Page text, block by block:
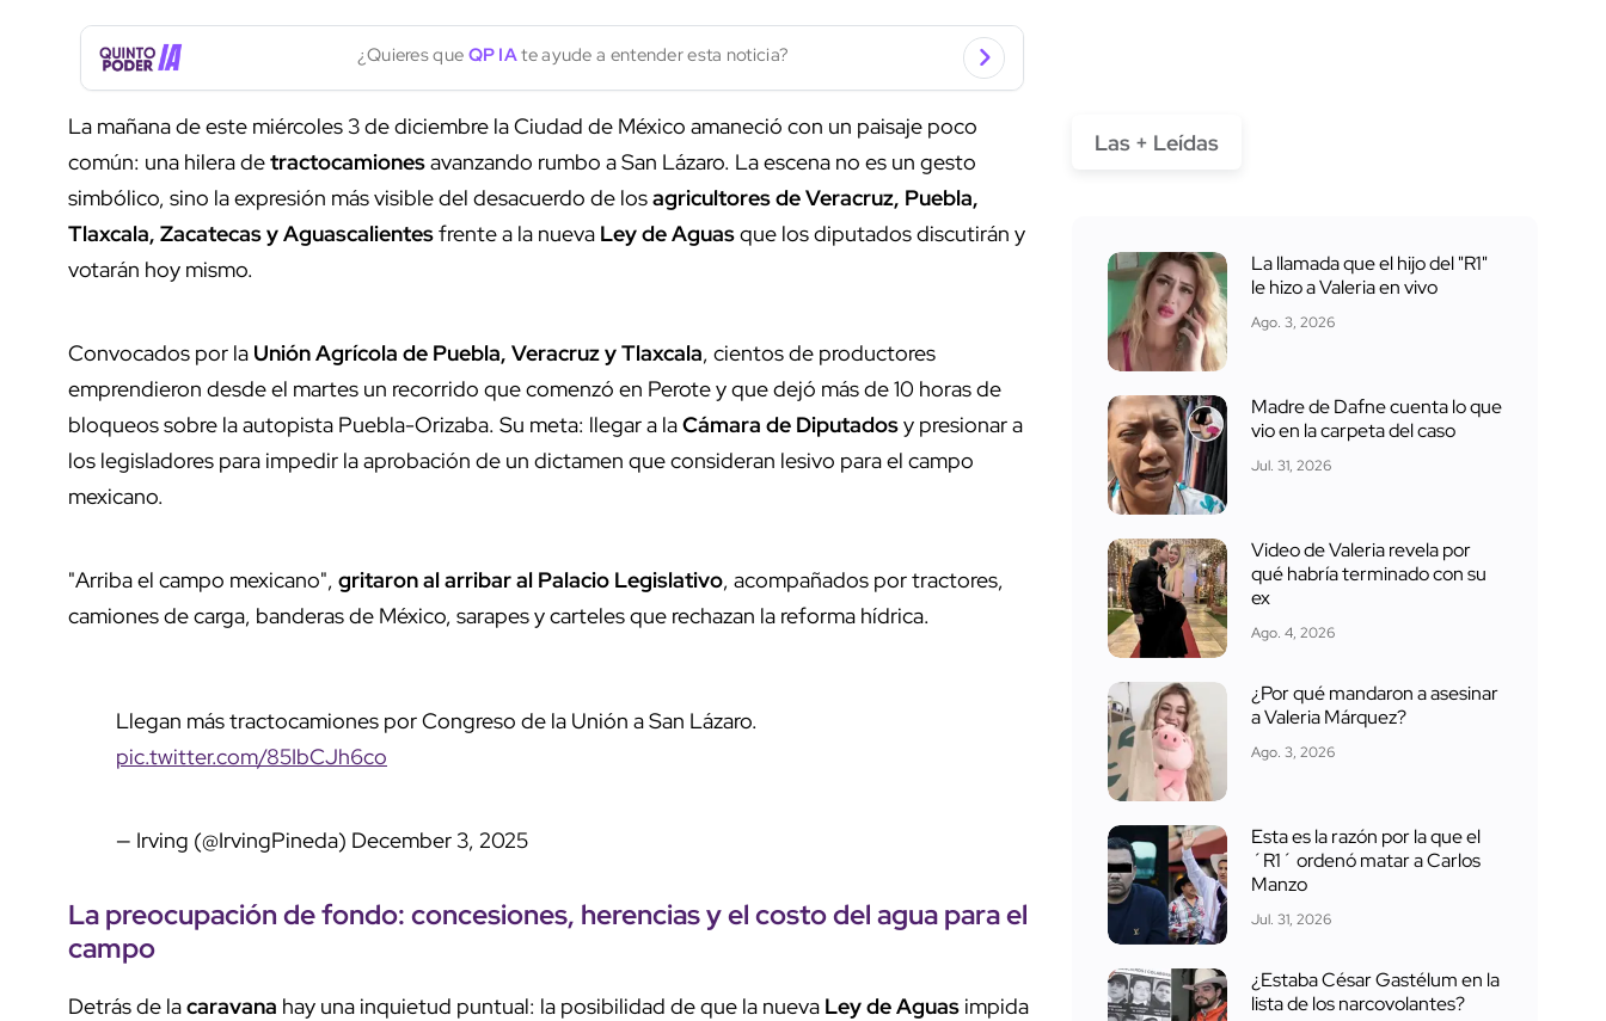
¿Quieres que QP IAte ayude a entender esta noticia?
La mañana de este miércoles 3 de diciembre la Ciudad de México amaneció con un paisaje poco
común: una hilera detractocamionesavanzando rumbo a San Lázaro. La escena no es un gesto
simbólico, sino la expresión más visible del desacuerdo de losagricultores de Veracruz, Puebla,
Tlaxcala, Zacatecas y Aguascalientesfrente a la nueva Ley de Aguasque los diputados discutirán y
votarán hoy mismo.
Convocados por la Unión Agrícola de Puebla, Veracruz y Tlaxcala, cientos de productores
emprendieron desde el martes un recorrido que comenzó en Perote y que dejó más de 10 horas de
bloqueos sobre la autopista Puebla-Orizaba. Su meta: llegar a laCámara de Diputadosy presionar a
los legisladores para impedir la aprobación de un dictamen que consideran lesivo para el campo
mexicano.
"Arriba el campo mexicano", gritaron al arribar al Palacio Legislativo, acompañados por tractores,
camiones de carga, banderas de México, sarapes y carteles que rechazan la reforma hídrica.
Llegan más tractocamiones por Congreso de la Unión a San Lázaro.
pic.twitter.com/85IbCJh6co
— Irving (@IrvingPineda) December 3, 2025
La preocupación de fondo: concesiones, herencias y el costo del agua para el
campo
Detrás de lacaravana hay una inquietud puntual: la posibilidad de que la nueva Ley de Aguas impida
Las + Leídas
La llamada que el hijo del "R1"
le hizo a Valeria en vivo
Ago. 3, 2026
Madre de Dafne cuenta lo que
vio en la carpeta del caso
Jul. 31, 2026
Video de Valeria revela por
qué habría terminado con su
ex
Ago. 4, 2026
¿Por qué mandaron a asesinar
a Valeria Márquez?
Ago. 3, 2026
Esta es la razón por la que el
´R1´ ordenó matar a Carlos
Manzo
Jul. 31, 2026
¿Estaba César Gastélum en la
lista de los narcovolantes?